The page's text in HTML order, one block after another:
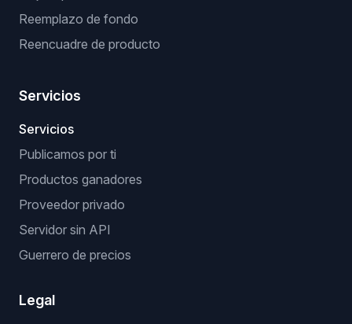
Reemplazo de fondo
Reencuadre de producto
Servicios
Servicios
Publicamos por ti
Productos ganadores
Proveedor privado
Servidor sin API
Guerrero de precios
Legal